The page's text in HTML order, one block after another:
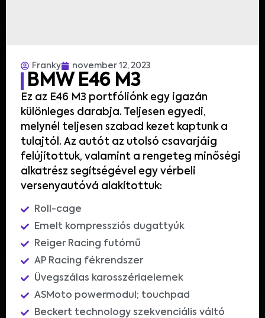
Franky november 12, 2023
BMW E46 M3
Ez az E46 M3 portfóliónk egy igazán
különleges darabja. Teljesen egyedi,
melynél teljesen szabad kezet kaptunk a
tulajtól. Az autót az utolsó csavarjáig
felújítottuk, valamint a rengeteg minőségi
alkatrész segítségével egy vérbeli
versenyautóvá alakítottuk:
Roll-cage
Emelt kompressziós dugattyúk
Reiger Racing futómű
AP Racing fékrendszer
Üvegszálas karosszériaelemek
ASMoto powermodul; touchpad
Beckert technology szekvenciális váltó